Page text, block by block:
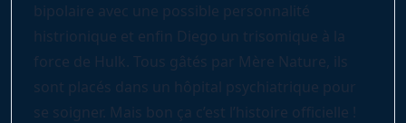
bipolaire avec une possible personnalité
histrionique et enfin Diego un trisomique à la
force de Hulk. Tous gâtés par Mère Nature, ils
sont placés dans un hôpital psychiatrique pour
se soigner. Mais bon ça c’est l’histoire officielle !